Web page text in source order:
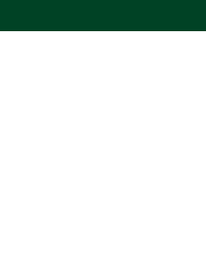
Her finner du oss